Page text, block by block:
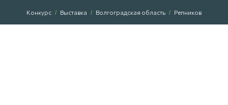
Конкурс / Выставка / Волгоградская область / Репников